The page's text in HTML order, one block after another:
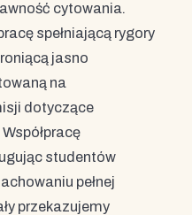
cytowania.
spełniającą rygory
jasno
na
dotyczące
studentów
pełnej
przekazujemy